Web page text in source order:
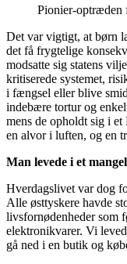
Pionier-optræden
Det var vigtigt, at børn
det få frygtelige
modsatte sig statens
kritiserede systemet,
i fængsel eller blive
indebære tortur og
mens de opholdt sig i
en alvor i luften, og en
Man levede i et
Hverdagslivet var dog
Alle østtyskere havde
livsfornødenheder som
elektronikvarer. Vi
gå ned i en butik og